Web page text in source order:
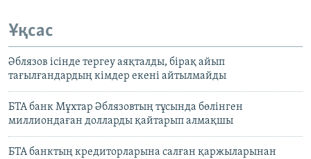
Ұқсас
Әблязов ісінде тергеу аяқталды, бірақ айып
тағылғандардың кімдер екені айтылмайды
БТА банк Мұхтар Әблязовтың тұсында бөлінген
миллиондаған долларды қайтарып алмақшы
БТА банктың кредиторларына салған қаржыларынан